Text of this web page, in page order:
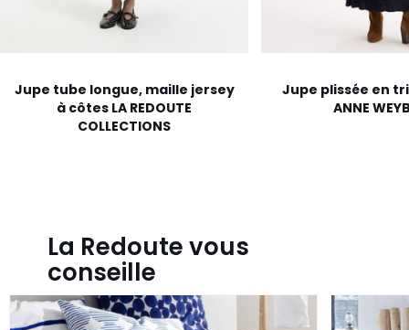
Jupe tube longue, maille jersey
à côtes LA REDOUTE
COLLECTIONS
Jupe plissée en
ANNE
La Redoute vous
conseille